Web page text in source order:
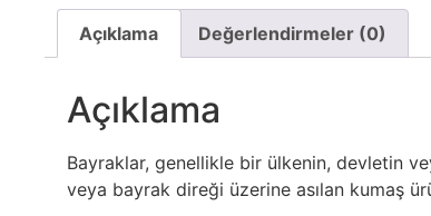
Açıklama Değerlendirmeler (0)
Açıklama
Bayraklar, genellikle bir ülkenin, devletin
veya bayrak direği üzerine asılan kumaş